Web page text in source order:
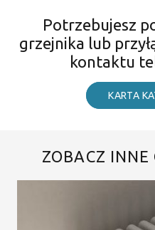
Potrzebujesz
grzejnika lub
kontaktu
KARTA
ZOBACZ INNE